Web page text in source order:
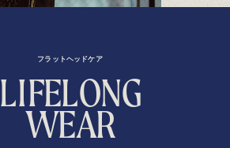
フラットヘッドケア
LIFELONG
WEAR